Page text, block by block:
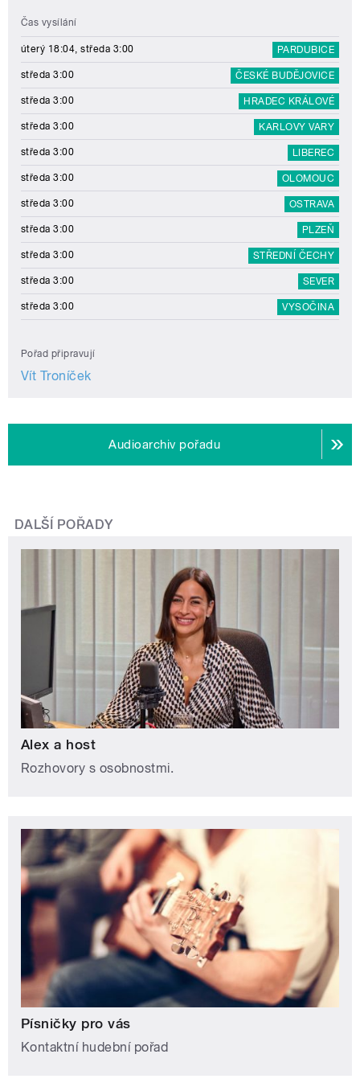
Čas vysílání
úterý 18:04, středa 3:00 PARDUBICE
středa 3:00 ČESKÉ BUDĚJOVICE
středa 3:00 HRADEC KRÁLOVÉ
středa 3:00 KARLOVY VARY
středa 3:00 LIBEREC
středa 3:00 OLOMOUC
středa 3:00 OSTRAVA
středa 3:00 PLZEŇ
středa 3:00 STŘEDNÍ ČECHY
středa 3:00 SEVER
středa 3:00 VYSOČINA
Pořad připravují
Vít Troníček
Audioarchiv pořadu
DALŠÍ POŘADY
Alex a host
Rozhovory s osobnostmi.
Písničky pro vás
Kontaktní hudební pořad